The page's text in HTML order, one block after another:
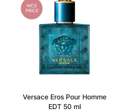
NICE
PRICE
Versace Eros Pour Homme
EDT 50 ml